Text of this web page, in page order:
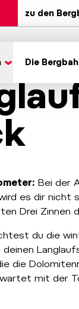
zu den
Die
Bei der
es dir nicht
Drei Zinnen
du die
die
mit der